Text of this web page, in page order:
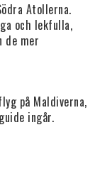
Atollerna.
och lekfulla,
de mer
på Maldiverna,
ingår.